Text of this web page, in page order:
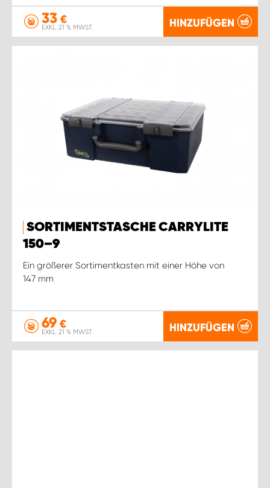
33 €
EXKL. 21 % MWST. HINZUFÜGEN
SORTIMENTSTASCHE CARRYLITE
150–9
Ein größerer Sortimentkasten mit einer Höhe von
147 mm
69 €
EXKL. 21 % MWST. HINZUFÜGEN